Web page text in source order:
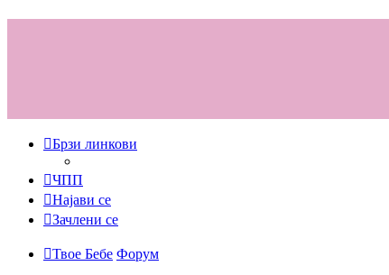
Брзи линкови
ЧПП
Најави се
Зачлени се
Твое Бебе Форум